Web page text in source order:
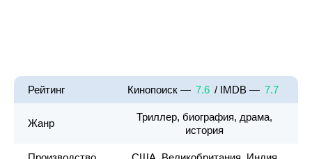
Рейтинг Кинопоиск — 7.6 / IMDB — 7.7
Жанр
Триллер, биография, драма,
история